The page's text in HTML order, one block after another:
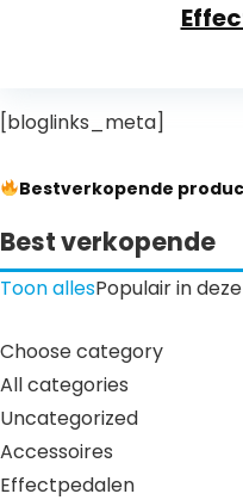
[bloglinks_meta]
Bestverkopende
Best verkopende
Toon allesPopulair in
Choose category
All categories
Uncategorized
Accessoires
Effectpedalen